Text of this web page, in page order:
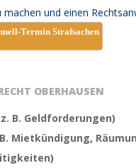
machen und einen
Termin Strafsachen
OBERHAUSEN
B. Geldforderungen)
Mietkündigung,